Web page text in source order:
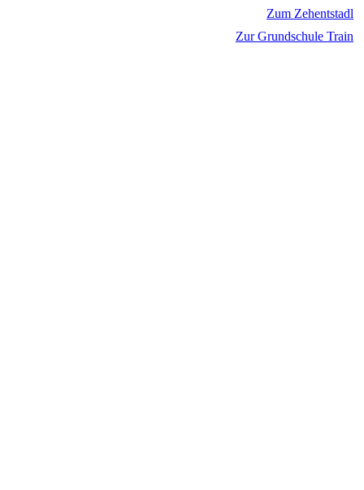
Zum Zehentstadl
Zur Grundschule Train